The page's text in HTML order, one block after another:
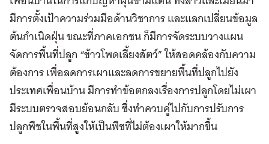
มีการตั้งเป้าความร่วมมือด้านวิชาการ และแลกเปลี่ยนข้อมูล
ต้นกำเนิดฝุ่น ขณะที่ภาคเอกชน ก็มีการจัดระบบวางแผน
จัดการพื้นที่ปลูก “ข้าวโพดเลี้ยงสัตว์” ให้สอดคล้องกับความ
ต้องการ เพื่อลดการเผาและลดการขยายพื้นที่ปลูกไปยัง
ประเทศเพื่อนบ้าน มีการทำข้อตกลงเรื่องการปลูกโดยไม่เผา
มีระบบตรวจสอบย้อนกลับ ซึ่งทำควบคู่ไปกับการปรับการ
ปลูกพืชในพื้นที่สูงให้เป็นพืชที่ไม่ต้องเผาให้มากขึ้น